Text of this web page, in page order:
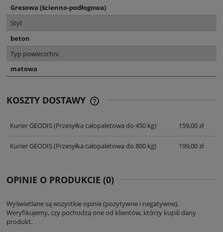
Gresowa (ścienno-podłogowa)
Styl
beton
Typ powierzchni
matowa
KOSZTY DOSTAWY
Kurier GEODIS(Przesyłka całopaletowa do 450 kg) 159,00 zł
Kurier GEODIS(Przesyłka całopaletowa do 800 kg) 199,00 zł
OPINIE O PRODUKCIE (0)
Wyświetlane są wszystkie opinie (pozytywne i negatywne).
Weryfikujemy, czy pochodzą one od klientów, którzy kupili dany
produkt.